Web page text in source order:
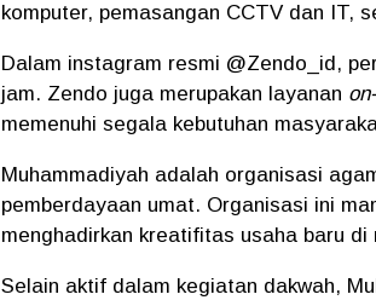
komputer, pemasangan CCTV dan IT,
Dalam instagram resmi @Zendo_id,
jam. Zendo juga merupakan layanan
memenuhi segala kebutuhan
Muhammadiyah adalah organisasi
pemberdayaan umat. Organisasi ini
menghadirkan kreatifitas usaha baru di
Selain aktif dalam kegiatan dakwah,